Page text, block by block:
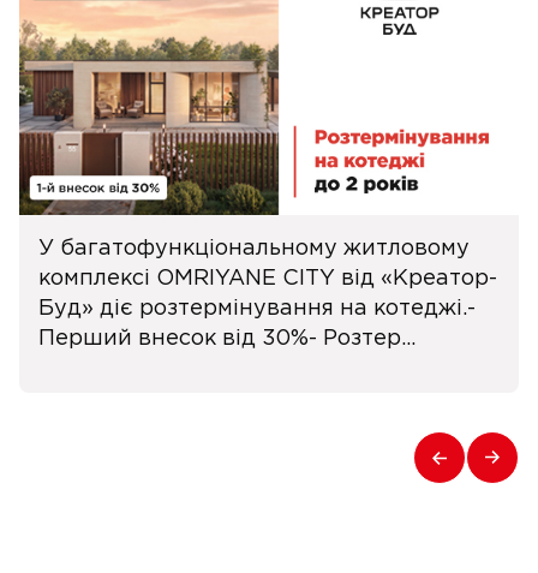
У багатофункціональному житловому
комплексі OMRIYANE CITY від «Креатор-
Буд» діє розтермінування на котеджі.-
Перший внесок від 30%- Розтер...